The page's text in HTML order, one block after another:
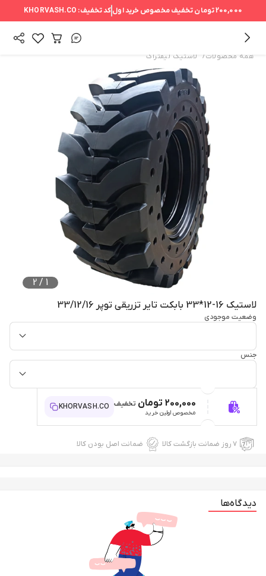
200,000 تومان تخفیف مخصوص خرید اولکد تخفیف: KHORVASH.CO
همه محصولات/ لاستیک لیفتراک
1
/
2
لاستیک 16-12*33 بابکت تایر تزریقی توپر 33/12/16
وضعیت موجودی
جنس
200,000 تومان تخفیف
مخصوص اولین خرید
KHORVASH.CO
۷ روز ضمانت بازگشت کالا ضمانت اصل بودن کالا
دیدگاه‌ها